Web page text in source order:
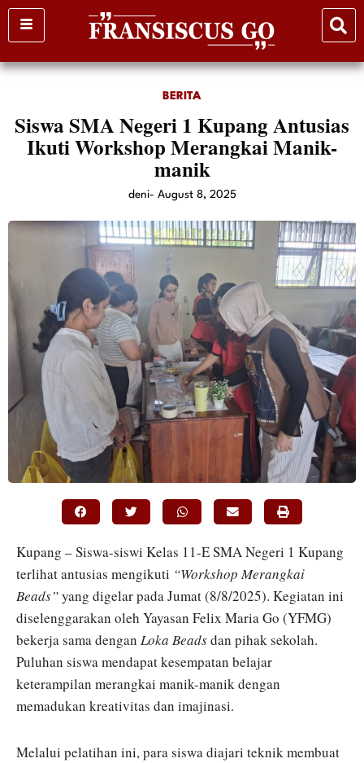
Skip
to
BERITA
Siswa SMA Negeri 1 Kupang Antusias
Ikuti Workshop Merangkai Manik-
manik
deni- August 8, 2025
Kupang – Siswa-siswi Kelas 11-E SMA Negeri 1 Kupang
terlihat antusias mengikuti “Workshop Merangkai
Beads”yang digelar pada Jumat (8/8/2025). Kegiatan ini
diselenggarakan oleh Yayasan Felix Maria Go (YFMG)
bekerja sama dengan Loka Beadsdan pihak sekolah.
Puluhan siswa mendapat kesempatan belajar
keterampilan merangkai manik-manik dengan
memadukan kreativitas dan imajinasi.
Melalui pelatihan ini, para siswa diajari teknik membuat